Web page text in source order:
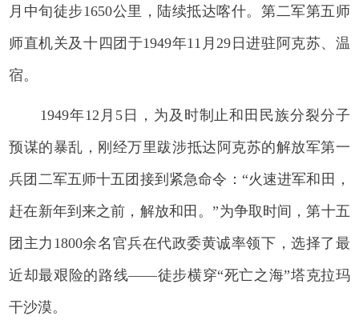
月中旬徒步1650公里，陆续抵达喀什。第二军第五师
师直机关及十四团于1949年11月29日进驻阿克苏、温
宿。
1949年12月5日，为及时制止和田民族分裂分子
预谋的暴乱，刚经万里跋涉抵达阿克苏的解放军第一
兵团二军五师十五团接到紧急命令：“火速进军和田，
赶在新年到来之前，解放和田。”为争取时间，第十五
团主力1800余名官兵在代政委黄诚率领下，选择了最
近却最艰险的路线——徒步横穿“死亡之海”塔克拉玛
干沙漠。